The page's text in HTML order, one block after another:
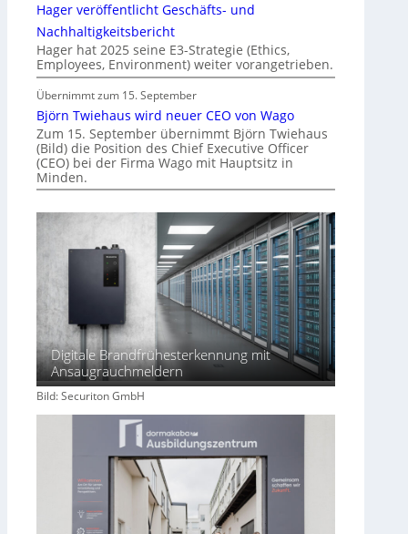
c
h
a
f
t
e
Hager veröffentlicht Geschäfts- und
Nachhaltigkeitsbericht
Hager hat 2025 seine E3-Strategie (Ethics,
Employees, Environment) weiter vorangetrieben.
Übernimmt zum 15. September
Björn Twiehaus wird neuer CEO von Wago
Zum 15. September übernimmt Björn Twiehaus
(Bild) die Position des Chief Executive Officer
(CEO) bei der Firma Wago mit Hauptsitz in
Minden.
Digitale Brandfrühesterkennung mit
Ansaugrauchmeldern
Bild: Securiton GmbH